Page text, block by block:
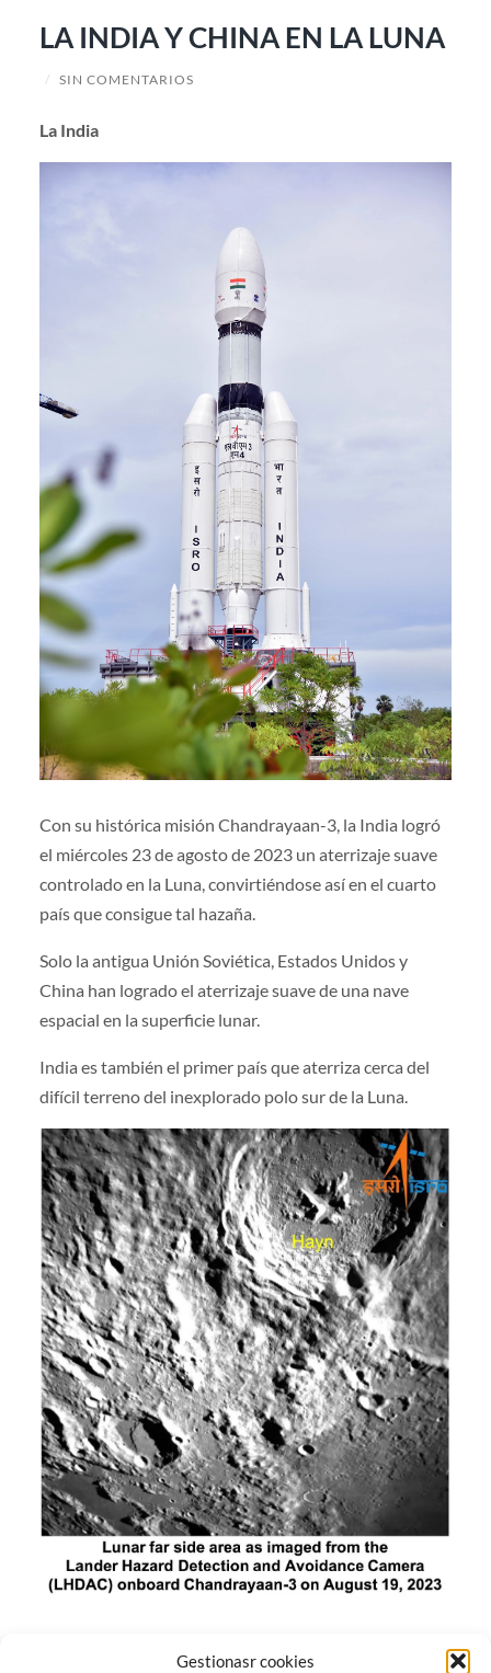
Gestionasr cookies
LA INDIA Y CHINA EN LA LUNA
/ SIN COMENTARIOS
La India
Con su histórica misión Chandrayaan-3, la India logró
el miércoles 23 de agosto de 2023 un aterrizaje suave
controlado en la Luna, convirtiéndose así en el cuarto
país que consigue tal hazaña.
Solo la antigua Unión Soviética, Estados Unidos y
China han logrado el aterrizaje suave de una nave
espacial en la superficie lunar.
India es también el primer país que aterriza cerca del
difícil terreno del inexplorado polo sur de la Luna.